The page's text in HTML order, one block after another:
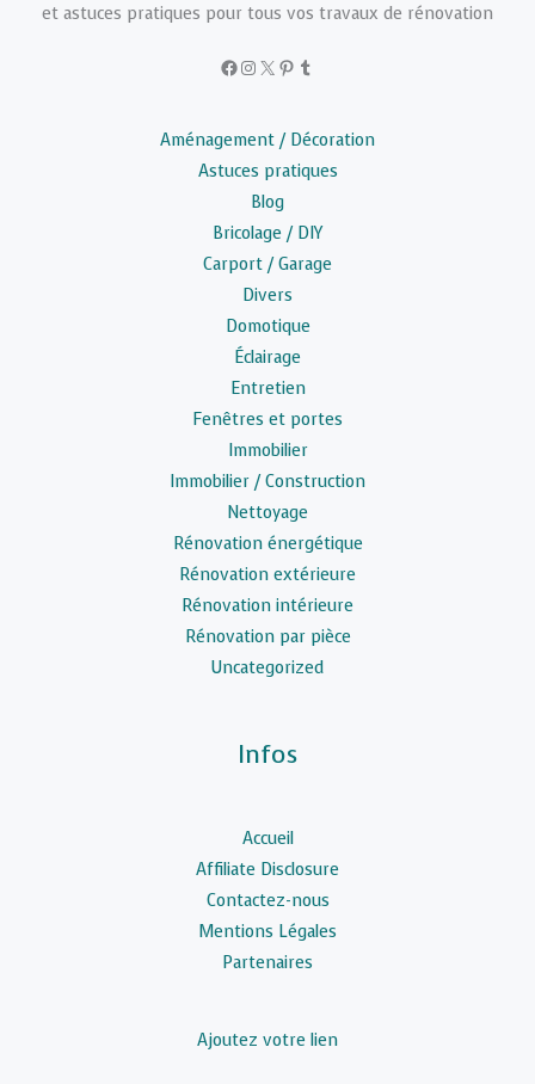
et astuces pratiques pour tous vos travaux de rénovation
Facebook
Instagram
X Pinterest
Tumblr
Aménagement / Décoration
Astuces pratiques
Blog
Bricolage / DIY
Carport / Garage
Divers
Domotique
Éclairage
Entretien
Fenêtres et portes
Immobilier
Immobilier / Construction
Nettoyage
Rénovation énergétique
Rénovation extérieure
Rénovation intérieure
Rénovation par pièce
Uncategorized
Infos
Accueil
Affiliate Disclosure
Contactez-nous
Mentions Légales
Partenaires
Ajoutez votre lien